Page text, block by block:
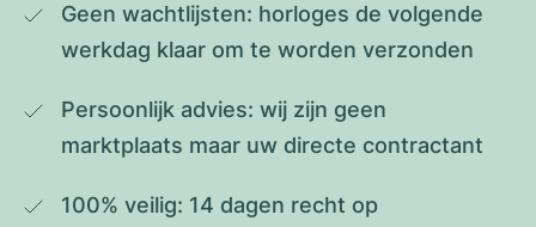
Geen wachtlijsten: horloges de volgende
werkdag klaar om te worden verzonden
Persoonlijk advies: wij zijn geen
marktplaats maar uw directe contractant
100% veilig: 14 dagen recht op